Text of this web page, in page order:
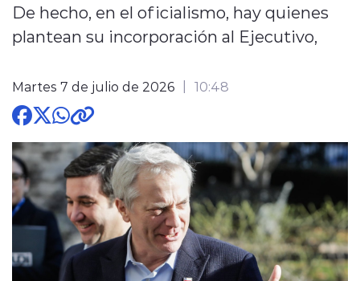
modo claro
De hecho, en el oficialismo, hay quienes
plantean su incorporación al Ejecutivo,
Martes 7 de julio de 2026 10:48